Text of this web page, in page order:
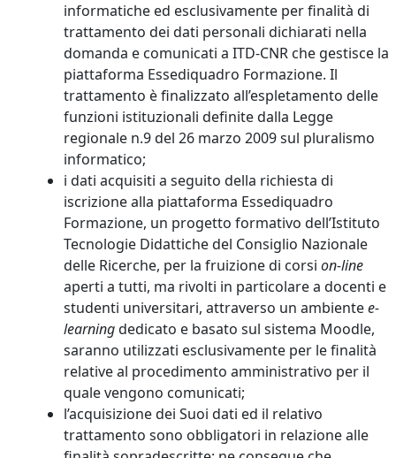
informatiche ed esclusivamente per finalità di
trattamento dei dati personali dichiarati nella
domanda e comunicati a ITD-CNR che gestisce la
piattaforma Essediquadro Formazione. Il
trattamento è finalizzato all’espletamento delle
funzioni istituzionali definite dalla Legge
regionale n.9 del 26 marzo 2009 sul pluralismo
informatico;
i dati acquisiti a seguito della richiesta di
iscrizione alla piattaforma Essediquadro
Formazione, un progetto formativo dell’Istituto
Tecnologie Didattiche del Consiglio Nazionale
delle Ricerche, per la fruizione di corsi on-line
aperti a tutti, ma rivolti in particolare a docenti e
studenti universitari, attraverso un ambientee-
learningdedicato e basato sul sistema Moodle,
saranno utilizzati esclusivamente per le finalità
relative al procedimento amministrativo per il
quale vengono comunicati;
l’acquisizione dei Suoi dati ed il relativo
trattamento sono obbligatori in relazione alle